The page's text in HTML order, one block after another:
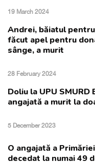
19 March 2024
Andrei, băiatul
făcut apel pentru
sânge, a murit
28 February 2024
Doliu la UPU SMURD
angajată a murit la
5 December 2023
O angajată a
decedat la numai 49